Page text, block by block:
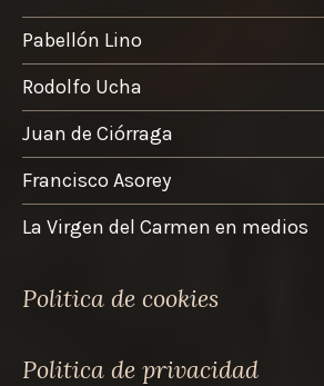
Pabellón Lino
Rodolfo Ucha
Juan de Ciórraga
Francisco Asorey
La Virgen del Carmen en medios
Politica de cookies
Politica de privacidad